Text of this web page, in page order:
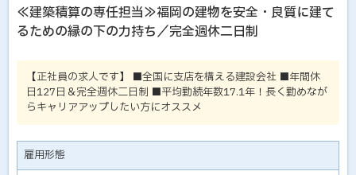
≪建築積算の専任担当≫福岡の建物を安全・良質に建て
るための縁の下の力持ち／完全週休二日制
【正社員の求人です】 ■全国に支店を構える建設会社 ■年間休
日127日＆完全週休二日制 ■平均勤続年数17.1年！長く勤めなが
らキャリアアップしたい方にオススメ
雇用形態